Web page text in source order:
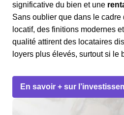
significative du bien et une
Sans oublier que dans le cadre
locatif, des finitions modernes
qualité attirent des locataires
loyers plus élevés, surtout si le
En savoir + sur